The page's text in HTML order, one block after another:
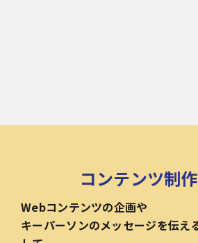
コンテンツ制
Webコンテンツの企画や
キーパーソンのメッセージを伝え